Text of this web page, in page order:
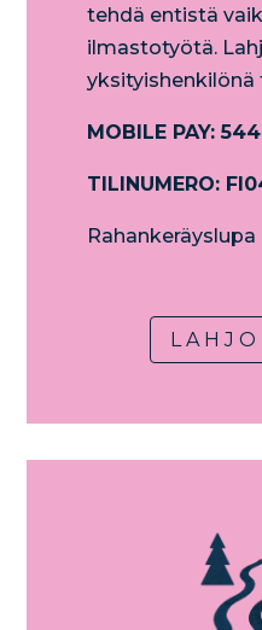
tehdä entistä
ilmastotyötä.
yksityishenkilönä
MOBILE PAY:
TILINUMERO:
Rahankeräyslupa